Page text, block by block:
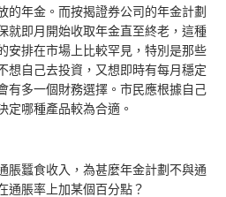
的年金。而按揭證券公司的年金計劃
就即月開始收取年金直至終老，這種
安排在市場上比較罕見，特別是那些
想自己去投資，又想即時有每月穩定
有多一個財務選擇。市民應根據自己
定哪種產品較為合適。
脹蠶食收入，為甚麼年金計劃不與通
通脹率上加某個百分點？